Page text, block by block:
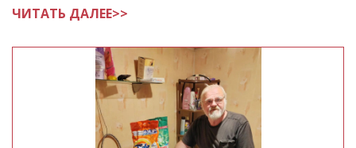
ЧИТАТЬ ДАЛЕЕ>>